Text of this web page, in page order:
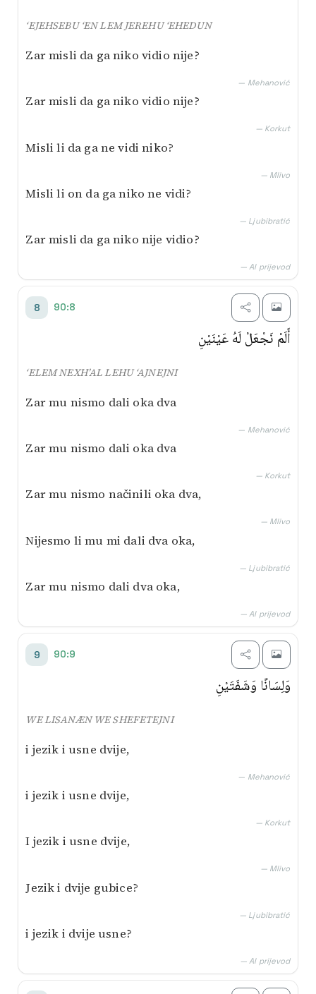
‘EJEHSEBU ‘EN LEM JEREHU ‘EHEDUN
Zar misli da ga niko vidio nije?
— Mehanović
Zar misli da ga niko vidio nije?
— Korkut
Misli li da ga ne vidi niko?
— Mlivo
Misli li on da ga niko ne vidi?
— Ljubibratić
Zar misli da ga niko nije vidio?
— AI prijevod
8 90:8
أَلَمْ نَجْعَلْ لَهُ عَيْنَيْنِ
‘ELEM NEXH’AL LEHU ‘AJNEJNI
Zar mu nismo dali oka dva
— Mehanović
Zar mu nismo dali oka dva
— Korkut
Zar mu nismo načinili oka dva,
— Mlivo
Nijesmo li mu mi dali dva oka,
— Ljubibratić
Zar mu nismo dali dva oka,
— AI prijevod
9 90:9
وَلِسَانًا وَشَفَتَيْنِ
WE LISANÆN WE SHEFETEJNI
i jezik i usne dvije,
— Mehanović
i jezik i usne dvije,
— Korkut
I jezik i usne dvije,
— Mlivo
Jezik i dvije gubice?
— Ljubibratić
i jezik i dvije usne?
— AI prijevod